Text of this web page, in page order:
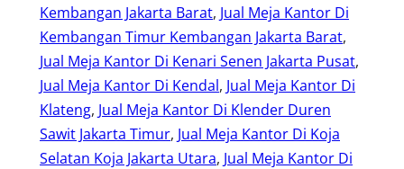
Kembangan Jakarta Barat, Jual Meja Kantor Di
Kembangan Timur Kembangan Jakarta Barat
Jual Meja Kantor Di Kenari Senen Jakarta Pusat
Jual Meja Kantor Di Kendal, Jual Meja Kantor Di
Klateng, Jual Meja Kantor Di Klender Duren
Sawit Jakarta Timur, Jual Meja Kantor Di Koja
Selatan Koja Jakarta Utara, Jual Meja Kantor Di